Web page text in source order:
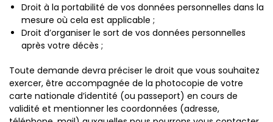
Droit à la portabilité de vos données personnelles dans la
mesure où cela est applicable ;
Droit d’organiser le sort de vos données personnelles
après votre décès ;
Toute demande devra préciser le droit que vous souhaitez
exercer, être accompagnée de la photocopie de votre
carte nationale d’identité (ou passeport) en cours de
validité et mentionner les coordonnées (adresse,